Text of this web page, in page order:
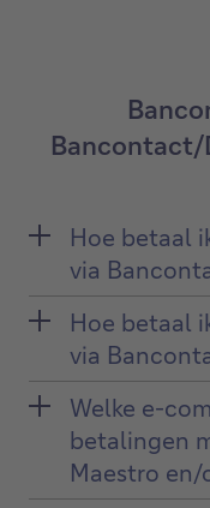
Hoe betaal
via
Hoe betaal
via
Welke e-
betalingen
Maestro